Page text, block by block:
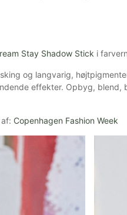
Stay Shadow Stick i
og langvarig,
effekter. Opbyg, blend,
Copenhagen Fashion Week